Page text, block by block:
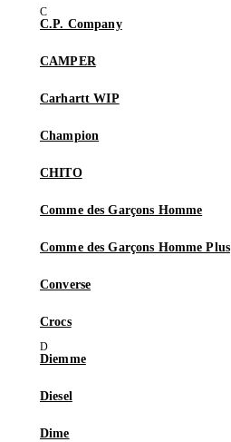
C.P. Company
CAMPER
Carhartt WIP
Champion
CHITO
Comme des Garçons Homme
Comme des Garçons Homme Plus
Converse
Crocs
Diemme
Diesel
Dime